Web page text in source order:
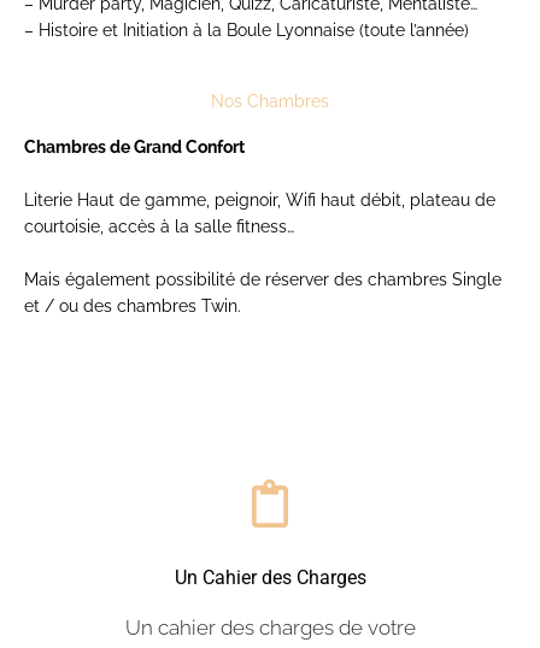
– Histoire et Initiation à la Boule Lyonnaise (toute l’année)
Nos Chambres
Chambres de Grand Confort
Literie Haut de gamme, peignoir, Wifi haut débit, plateau de
courtoisie, accès à la salle fitness…
Mais également possibilité de réserver des chambres Single
et / ou des chambres Twin.
Un Cahier des Charges
Un cahier des charges de votre